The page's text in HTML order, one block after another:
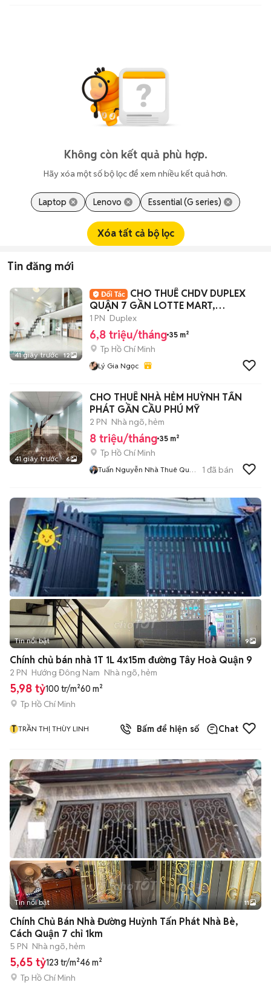
Không còn kết quả phù hợp.
Hãy xóa một số bộ lọc để xem nhiều kết quả hơn.
Laptop Lenovo Essential (G series)
Xóa tất cả bộ lọc
Tin đăng mới
41 giây trước 12
CHO THUÊ CHDV DUPLEX
QUẬN 7 GẦN LOTTE MART,
CRESCENT MALL, Q1,4
1 PN Duplex
6,8 triệu/tháng 35 m²
Tp Hồ Chí Minh
Lý Gia Ngọc
41 giây trước 6
CHO THUÊ NHÀ HẺM HUỲNH TẤN
PHÁT GẦN CẦU PHÚ MỸ
2 PN Nhà ngõ, hẻm
8 triệu/tháng 35 m²
Tp Hồ Chí Minh
Tuấn Nguyễn Nhà Thuê Quận
1 đã bán
+2
Tin nổi bật 9
Chính chủ bán nhà 1T 1L 4x15m đường Tây Hoà Quận 9
2 PN Hướng Đông Nam Nhà ngõ, hẻm
5,98 tỷ100 tr/m²60 m²
Tp Hồ Chí Minh
T TRẦN THỊ THÙY LINH Bấm để hiện số Chat
+2
Tin nổi bật 11
Chính Chủ Bán Nhà Đường Huỳnh Tấn Phát Nhà Bè,
Cách Quận 7 chỉ 1km
5 PN Nhà ngõ, hẻm
5,65 tỷ123 tr/m²46 m²
Tp Hồ Chí Minh